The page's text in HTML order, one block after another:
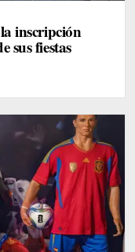
inscripción
sus fiestas